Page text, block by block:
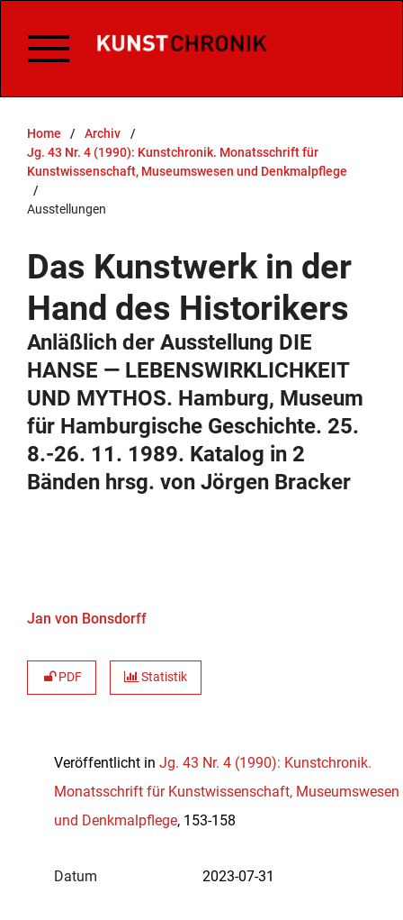
Home / Archiv
/
Jg. 43 Nr. 4 (1990): Kunstchronik. Monatsschrift für
Kunstwissenschaft, Museumswesen und Denkmalpflege
/
Ausstellungen
Das Kunstwerk in der
Hand des Historikers
Anläßlich der Ausstellung DIE
HANSE — LEBENSWIRKLICHKEIT
UND MYTHOS. Hamburg, Museum
für Hamburgische Geschichte. 25.
8.-26. 11. 1989. Katalog in 2
Bänden hrsg. von Jörgen Bracker
Jan von Bonsdorff
PDF Statistik
Veröffentlicht in Jg. 43 Nr. 4 (1990): Kunstchronik.
Monatsschrift für Kunstwissenschaft, Museumswesen
und Denkmalpflege, 153-158
Datum 2023-07-31